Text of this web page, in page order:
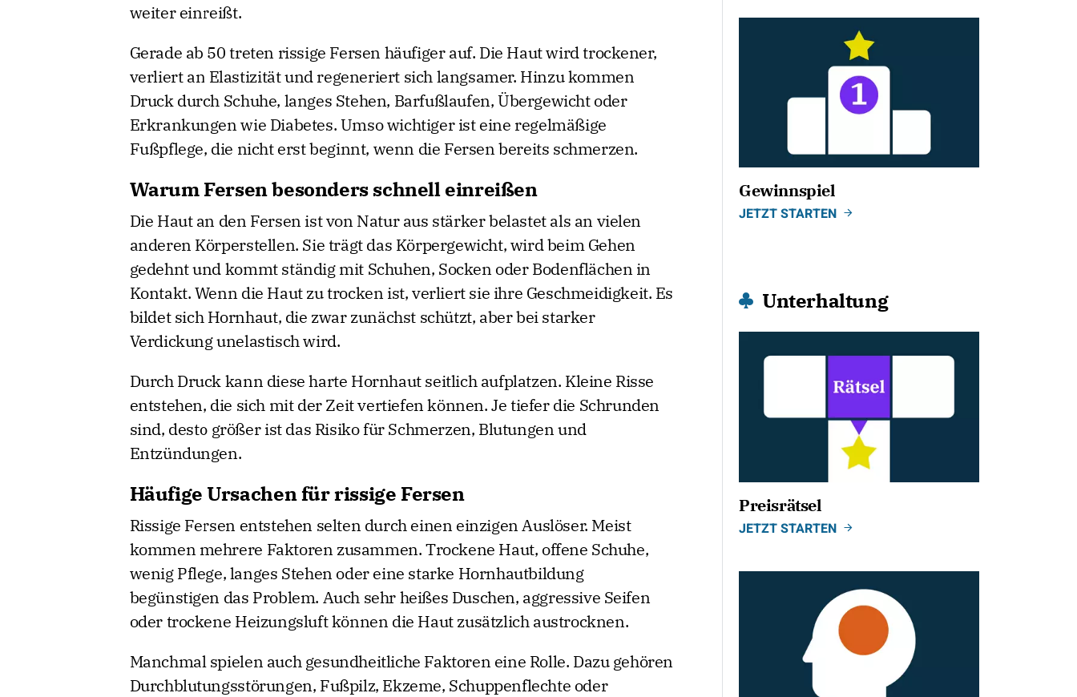
weiter einreißt.
Gerade ab 50 treten rissige Fersen häufiger auf. Die Haut wird trockener,
verliert an Elastizität und regeneriert sich langsamer. Hinzu kommen
Druck durch Schuhe, langes Stehen, Barfußlaufen, Übergewicht oder
Erkrankungen wie Diabetes. Umso wichtiger ist eine regelmäßige
Fußpflege, die nicht erst beginnt, wenn die Fersen bereits schmerzen.
Warum Fersen besonders schnell einreißen
Die Haut an den Fersen ist von Natur aus stärker belastet als an vielen
anderen Körperstellen. Sie trägt das Körpergewicht, wird beim Gehen
gedehnt und kommt ständig mit Schuhen, Socken oder Bodenflächen in
Kontakt. Wenn die Haut zu trocken ist, verliert sie ihre Geschmeidigkeit. Es
bildet sich Hornhaut, die zwar zunächst schützt, aber bei starker
Verdickung unelastisch wird.
Durch Druck kann diese harte Hornhaut seitlich aufplatzen. Kleine Risse
entstehen, die sich mit der Zeit vertiefen können. Je tiefer die Schrunden
sind, desto größer ist das Risiko für Schmerzen, Blutungen und
Entzündungen.
Häufige Ursachen für rissige Fersen
Rissige Fersen entstehen selten durch einen einzigen Auslöser. Meist
kommen mehrere Faktoren zusammen. Trockene Haut, offene Schuhe,
wenig Pflege, langes Stehen oder eine starke Hornhautbildung
begünstigen das Problem. Auch sehr heißes Duschen, aggressive Seifen
oder trockene Heizungsluft können die Haut zusätzlich austrocknen.
Manchmal spielen auch gesundheitliche Faktoren eine Rolle. Dazu gehören
Durchblutungsstörungen, Fußpilz, Ekzeme, Schuppenflechte oder
Gewinnspiel
JETZT STARTEN
Unterhaltung
Preisrätsel
JETZT STARTEN